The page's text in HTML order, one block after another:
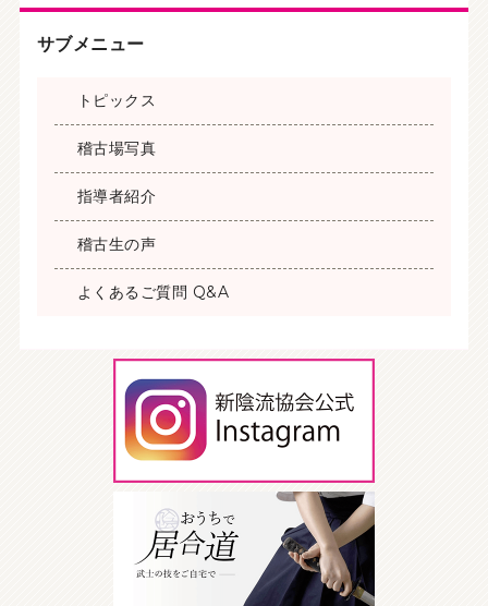
サブメニュー
トピックス
稽古場写真
指導者紹介
稽古生の声
よくあるご質問 Q&A